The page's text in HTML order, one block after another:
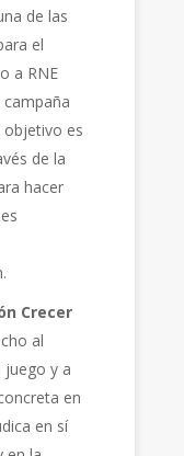
de las
el
a RNE
objetivo es
de la
hacer
Crecer
al
juego y a
en
en sí